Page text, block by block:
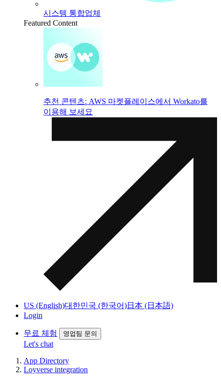
시스템 통합업체
Featured Content
추천 콘텐츠: AWS 마켓플레이스에서 Workato를
이용해 보세요
US (English)대한민국 (한국어)日本 (日本語)
Login
무료 체험 영업팀 문의
Let's chat
App Directory
Loyverse integration